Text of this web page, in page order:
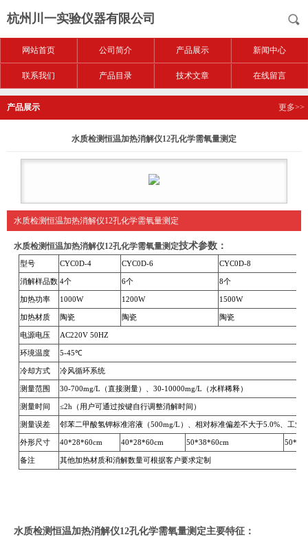
杭州川一实验仪器有限公司
网站首页 公司简介 产品展示 新闻中心
联系我们 产品目录 技术文章 在线留言
产品展示 更多>>
水质检测恒温加热消解仪12孔化学需氧量测定
水质检测恒温加热消解仪12孔化学需氧量测定
水质检测恒温加热消解仪12孔化学需氧量测定技术参数：
型号 CYC0D-4 CYC0D-6 CYC0D-8
消解样品数 4个 6个 8个
加热功率 1000W 1200W 1500W
加热材质 陶瓷 陶瓷 陶瓷
电源电压 AC220V 50HZ
环境温度 5-45℃
冷却方式 冷风循环系统
测量范围 30-700mg/L（直接测量）、30-10000mg/L（水样稀释）
测量时间 ≤2h（用户可通过按键自行调整消解时间）
测量误差 邻苯二甲酸氢钾标准溶液（500mg/L）、相对标准偏差不大于5.0%、工业
外形尺寸 40*28*60cm 40*28*60cm 50*38*60cm
备注 其他加热材质和消解数量可根据客户要求定制
水质检测恒温加热消解仪12孔化学需氧量测定主要特征：